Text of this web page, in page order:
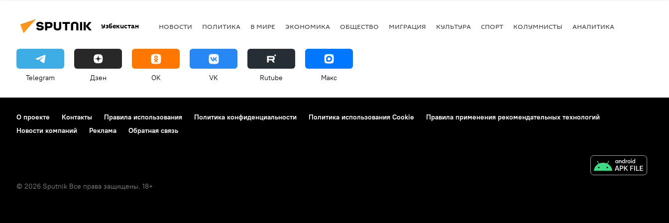
Узбекистан НОВОСТИ ПОЛИТИКА В МИРЕ ЭКОНОМИКА ОБЩЕСТВО МИГРАЦИЯ КУЛЬТУРА СПОРТ КОЛУМНИСТЫ АНАЛИТИКА
Telegram Дзен OK VK Rutube Макс
О проекте Контакты Правила использования Политика конфиденциальности Политика использования Cookie
Правила применения рекомендательных технологий
Новости компаний
Реклама Обратная связь
© 2026 Sputnik Все права защищены. 18+